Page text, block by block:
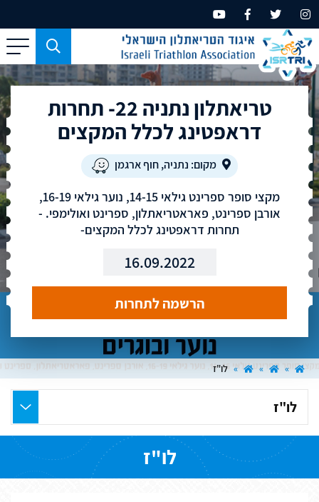
כפתור
משמש
עבור
מכשיריםטריאתלון נתניה 22- תחרות
דראפטינג לכלל המקצים
מקום: נתניה, חוף ארגמן
מקצי סופר ספרינט גילאי 14-15, נוער גילאי 16-19,
אורבן ספרינט, פאראטריאתלון, ספרינט ואולימפי. -
תחרות דראפטינג לכלל המקצים-
16.09.2022
הרשמה לתחרות
»
»
» לו"ז
בחר
את
העמוד
הרצוי
לו"ז